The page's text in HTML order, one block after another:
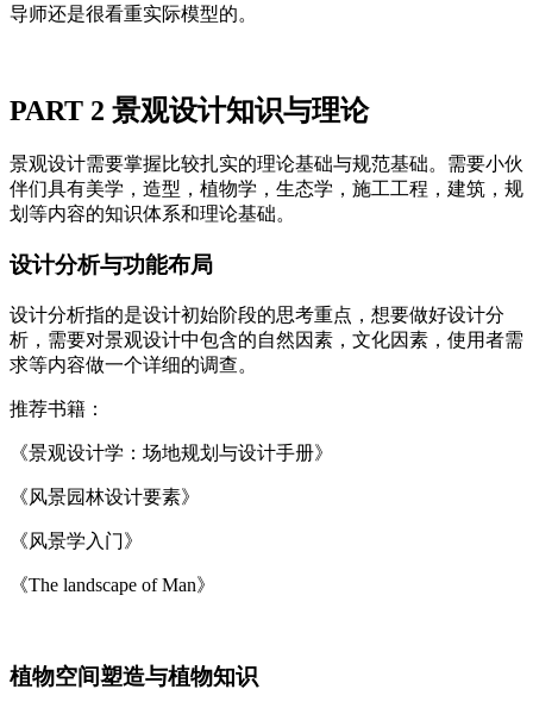
导师还是很看重实际模型的。
PART 2 景观设计知识与理论
景观设计需要掌握比较扎实的理论基础与规范基础。需要小伙
伴们具有美学，造型，植物学，生态学，施工工程，建筑，规
划等内容的知识体系和理论基础。
设计分析与功能布局
设计分析指的是设计初始阶段的思考重点，想要做好设计分
析，需要对景观设计中包含的自然因素，文化因素，使用者需
求等内容做一个详细的调查。
推荐书籍：
《景观设计学：场地规划与设计手册》
《风景园林设计要素》
《风景学入门》
《The landscape of Man》
植物空间塑造与植物知识